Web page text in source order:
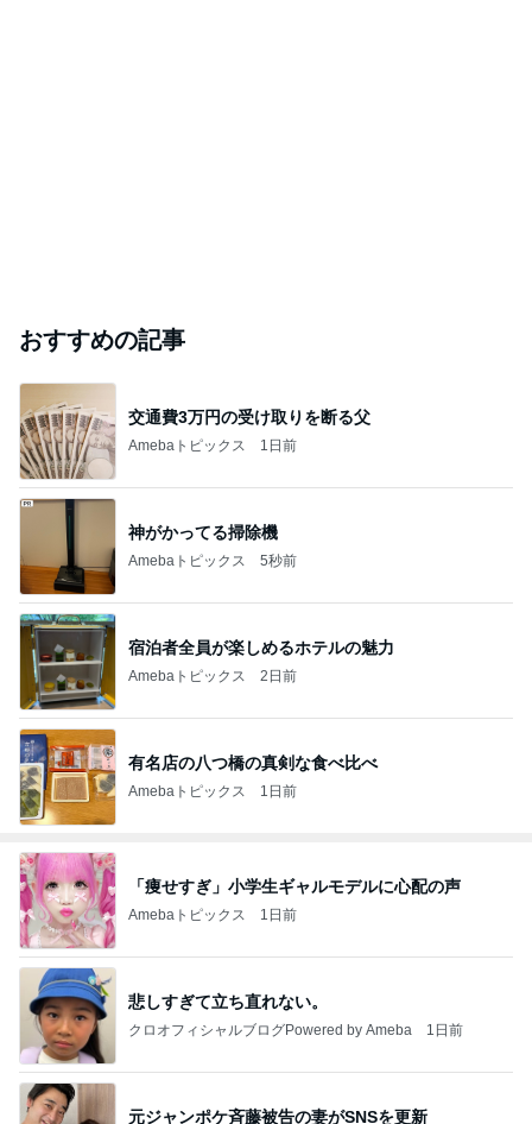
おすすめの記事
交通費3万円の受け取りを断る父
Amebaトピックス 1日前
神がかってる掃除機
Amebaトピックス 5秒前
宿泊者全員が楽しめるホテルの魅力
Amebaトピックス 2日前
有名店の八つ橋の真剣な食べ比べ
Amebaトピックス 1日前
「痩せすぎ」小学生ギャルモデルに心配の声
Amebaトピックス 1日前
悲しすぎて立ち直れない。
クロオフィシャルブログPowered by Ameba 1日前
元ジャンポケ斉藤被告の妻がSNSを更新